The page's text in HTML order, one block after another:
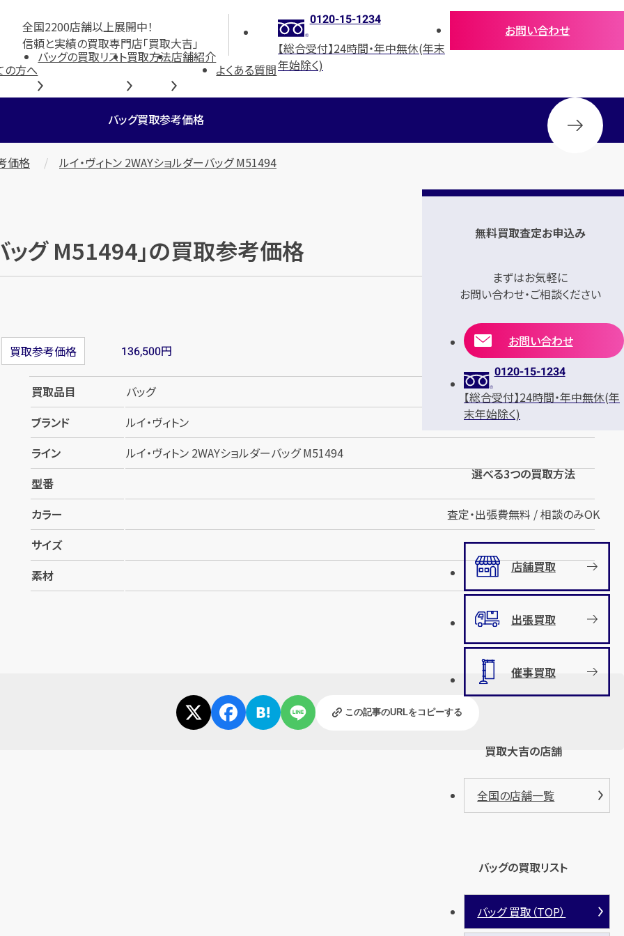
全国2200店舗以上展開中！
信頼と実績の買取専門店「買取大吉」
0120-15-1234
【総合受付】24時間・年中無休(年末
年始除く)
お問い合わせ
の方へ
バッグの買取リスト買取方法店舗紹介
よくある質問
バッグ買取参考価格
価格 ルイ・ヴィトン 2WAYショルダーバッグ M51494
ッグ M51494」の買取参考価格
買取参考価格 136,500円
買取品目
バッグ
ブランド
ルイ・ヴィトン
ライン
ルイ・ヴィトン 2WAYショルダーバッグ M51494
型番
カラー
サイズ
素材
この記事のURLをコピーする
無料買取査定お申込み
まずはお気軽に
お問い合わせ・ご相談ください
お問い合わせ
0120-15-1234
【総合受付】24時間・年中無休(年
末年始除く)
選べる3つの買取方法
査定・出張費無料 / 相談のみOK
店舗買取
出張買取
催事買取
買取大吉の店舗
全国の店舗一覧
バッグの買取リスト
バッグ 買取（TOP）